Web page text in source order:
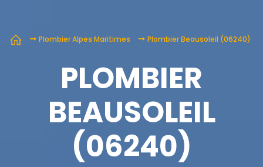
Plombier Alpes Maritimes Plombier Beausoleil (06240)
PLOMBIER
BEAUSOLEIL
(06240)